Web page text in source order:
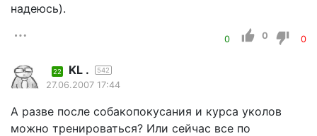
надеюсь).
0 0 0
22 KL . 542
27.06.2007 17:44
А разве после собакопокусания и курса уколов
можно тренироваться? Или сейчас все по